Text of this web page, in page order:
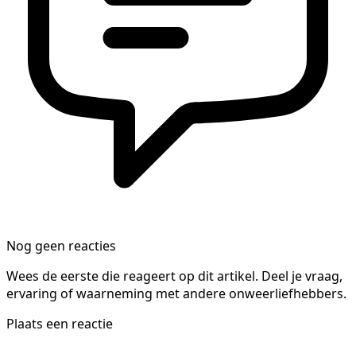
Nog geen reacties
Wees de eerste die reageert op dit artikel. Deel je vraag,
ervaring of waarneming met andere onweerliefhebbers.
Plaats een reactie